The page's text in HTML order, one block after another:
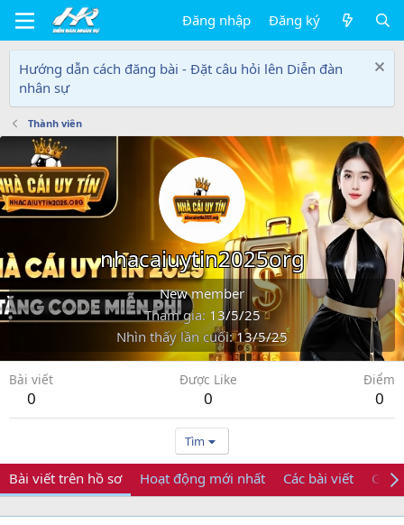
Đăng nhập Đăng ký
Hướng dẫn cách đăng bài - Đặt câu hỏi lên Diễn đàn
nhân sự
Thành viên
nhacaiuytin2025org
New member
Tham gia 13/5/25
Nhìn thấy lần cuối 13/5/25
Bài viết
0
Được Like
0
Điểm
0
Tìm
Bài viết trên hồ sơ Hoạt động mới nhất Các bài viết Giới